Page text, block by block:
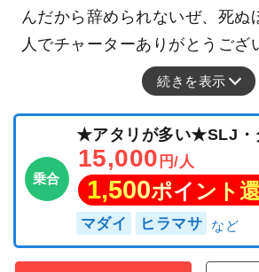
んだから辞められないぜ、死ぬ
人でチャーターありがとうござ
続きを表示
乗合
★アタリが多い★SLJ・
15,000 円/人
1,500ポイント
マダイ ヒラマサ